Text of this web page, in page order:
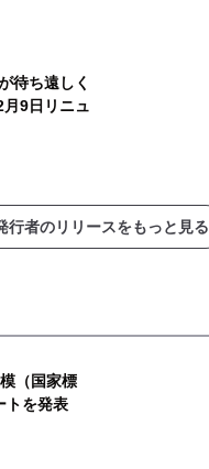
待ち遠しく
9日リニュ
行者のリリースをもっと見る
（国家標
トを発表